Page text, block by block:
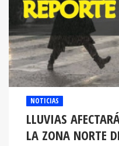
NOTICIAS
LLUVIAS
LA ZONA NORTE
Las condiciones del clima